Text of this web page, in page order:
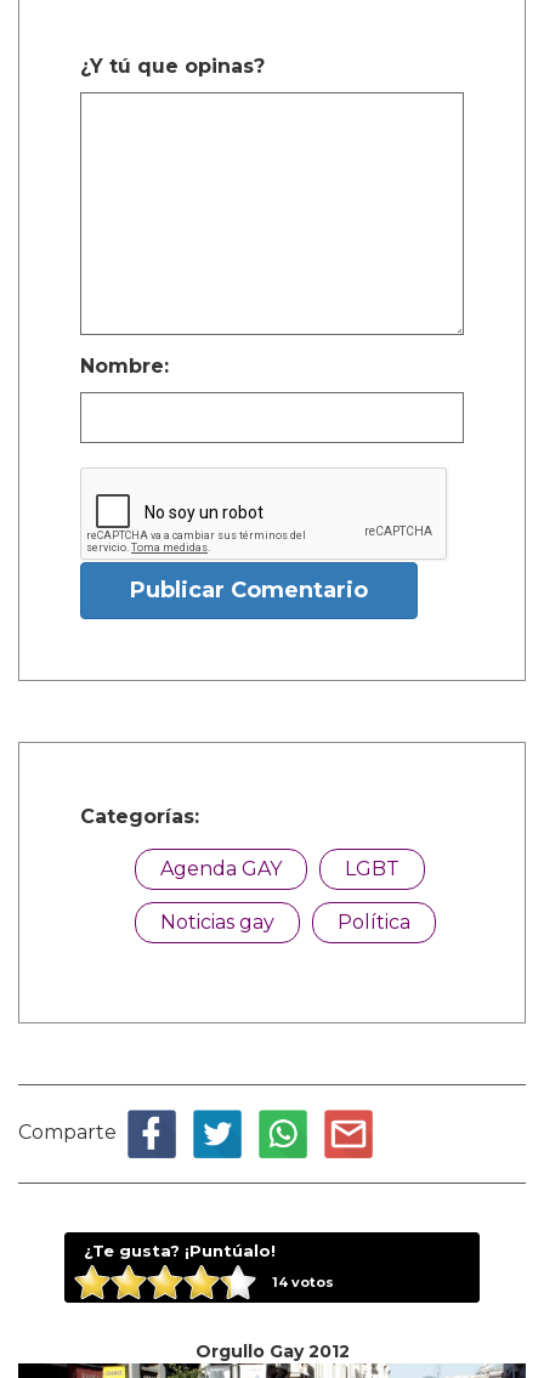
¿Y tú que opinas?
Nombre:
Publicar Comentario
Categorías:
Agenda GAY LGBT
Noticias gay Política
Comparte
¿Te gusta? ¡Puntúalo!
14votos
Orgullo Gay 2012